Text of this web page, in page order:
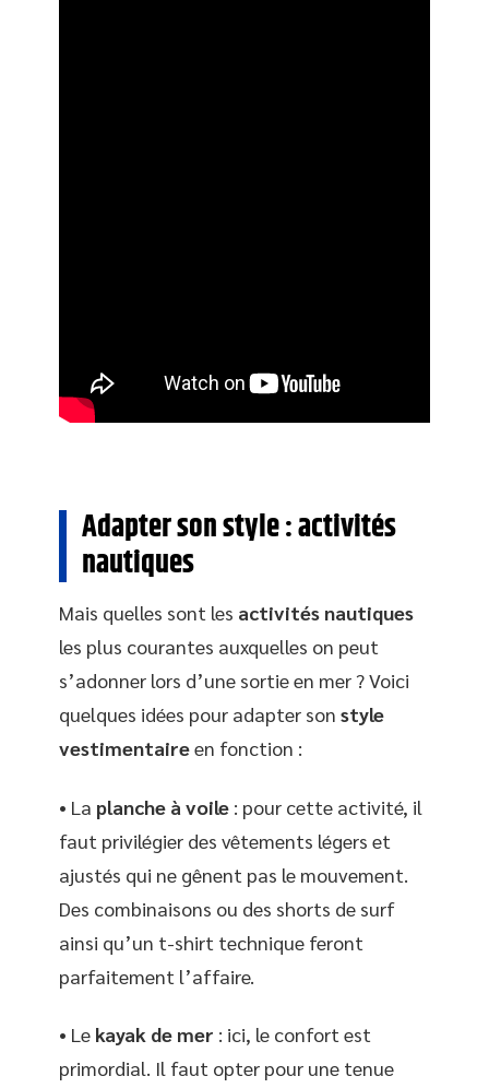
Adapter son style : activités
nautiques
Mais quelles sont les activités nautiques
les plus courantes auxquelles on peut
s’adonner lors d’une sortie en mer ? Voici
quelques idées pour adapter son style
vestimentaireen fonction :
• La planche à voile : pour cette activité, il
faut privilégier des vêtements légers et
ajustés qui ne gênent pas le mouvement.
Des combinaisons ou des shorts de surf
ainsi qu’un t-shirt technique feront
parfaitement l’affaire.
• Le kayak de mer : ici, le confort est
primordial. Il faut opter pour une tenue